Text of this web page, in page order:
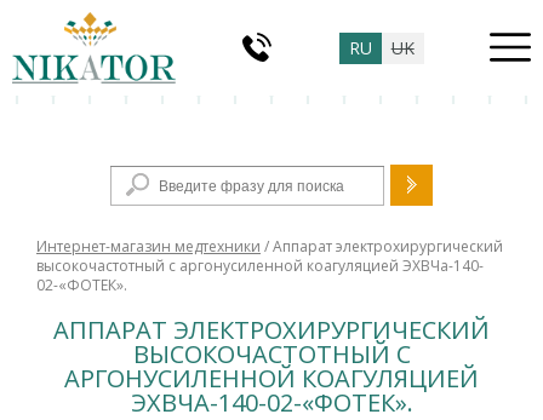
RU UK
Форма поиска
Интернет-магазин медтехники / Аппарат электрохирургический
высокочастотный с аргонусиленной коагуляцией ЭХВЧа-140-
02-«ФОТЕК».
АППАРАТ ЭЛЕКТРОХИРУРГИЧЕСКИЙ
ВЫСОКОЧАСТОТНЫЙ С
АРГОНУСИЛЕННОЙ КОАГУЛЯЦИЕЙ
ЭХВЧА-140-02-«ФОТЕК».